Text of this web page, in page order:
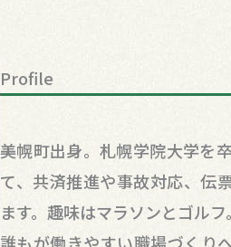
Profile
美幌町出身。札幌学院大学を
て、共済推進や事故対応、伝
ます。趣味はマラソンとゴル